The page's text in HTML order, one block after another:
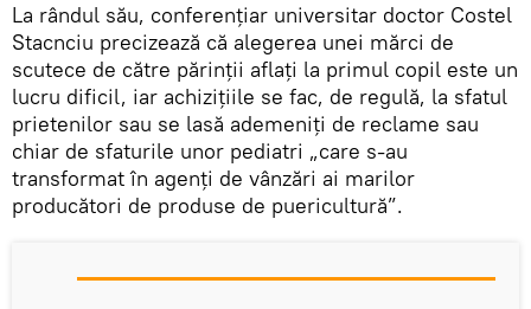
La rândul său, conferenţiar universitar doctor Costel
Stacnciu precizează că alegerea unei mărci de
scutece de către părinţii aflaţi la primul copil este un
lucru dificil, iar achiziţiile se fac, de regulă, la sfatul
prietenilor sau se lasă ademeniţi de reclame sau
chiar de sfaturile unor pediatri „care s-au
transformat în agenţi de vânzări ai marilor
producători de produse de puericultură”.